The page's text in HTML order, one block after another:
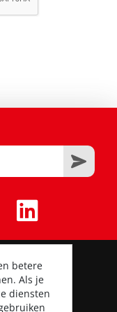
betere
Als je
diensten